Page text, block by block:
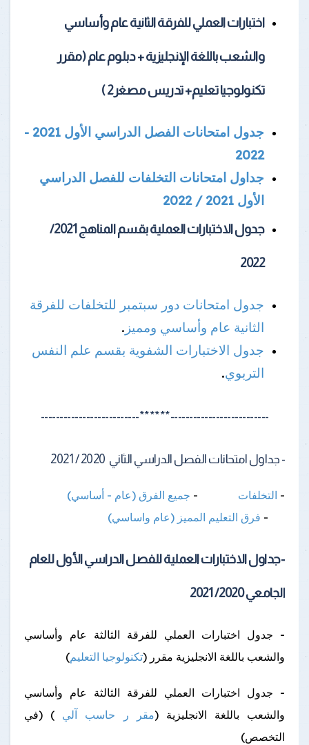
اختبارات العملي للفرقة الثانية عام وأساسي
والشعب باللغة الإنجليزية + دبلوم عام (مقرر
تكنولوجيا تعليم+ تدريس مصغر2 )
جدول امتحانات الفصل الدراسي الأول 2021 -
2022
جداول امتحانات التخلفات للفصل الدراسي
الأول 2021 / 2022
جدول الاختبارات العملية بقسم المناهج 2021/
2022
جدول امتحانات دور سبتمبر للتخلفات للفرقة
الثانية عام وأساسي ومميز .
جدول الاختبارات الشفوية بقسم علم النفس
التربوي.
--------------------------******--------------------------
- جداول امتحانات الفصل الدراسي الثاني 2020 / 2021
- التخلفات - جميع الفرق (عام - أساسي)
- فرق التعليم المميز (عام واساسي)
-جداول الاختبارات العملية للفصل الدراسي الأول للعام
الجامعي 2020/ 2021
- جدول اختبارات العملي للفرقة الثالثة عام وأساسي
والشعب باللغة الانجليزية مقرر (تكنولوجيا التعليم)
- جدول اختبارات العملي للفرقة الثالثة عام وأساسي
والشعب باللغة الانجليزية (مقر ر حاسب آلي ) (في
التخصص)